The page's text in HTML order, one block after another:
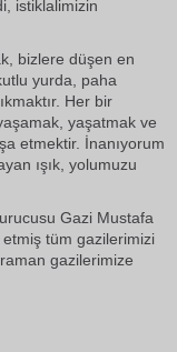
istiklalimizin
bizlere düşen en
yurda, paha
Her bir
yaşatmak ve
etmektir. İnanıyorum
ışık, yolumuzu
Gazi Mustafa
tüm gazilerimizi
gazilerimize